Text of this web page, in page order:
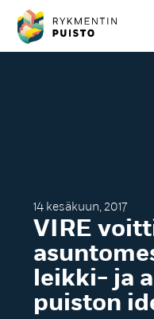
14 kesäkuun, 2017
VI­RE
leik­ki- ja
puis­ton